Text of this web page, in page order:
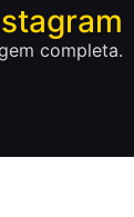
completa.